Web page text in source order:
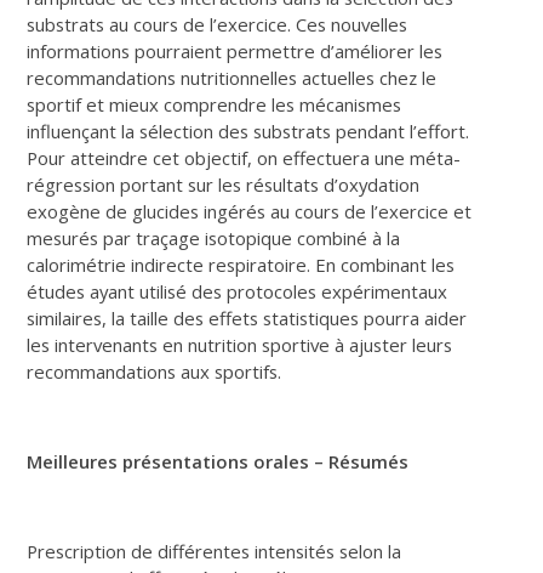
substrats au cours de l’exercice. Ces nouvelles
informations pourraient permettre d’améliorer les
recommandations nutritionnelles actuelles chez le
sportif et mieux comprendre les mécanismes
influençant la sélection des substrats pendant l’effort.
Pour atteindre cet objectif, on effectuera une méta-
régression portant sur les résultats d’oxydation
exogène de glucides ingérés au cours de l’exercice et
mesurés par traçage isotopique combiné à la
calorimétrie indirecte respiratoire. En combinant les
études ayant utilisé des protocoles expérimentaux
similaires, la taille des effets statistiques pourra aider
les intervenants en nutrition sportive à ajuster leurs
recommandations aux sportifs.
Meilleures présentations orales – Résumés
Prescription de différentes intensités selon la